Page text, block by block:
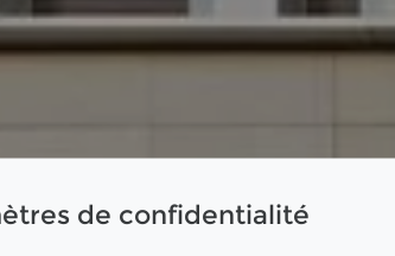
de confidentialité